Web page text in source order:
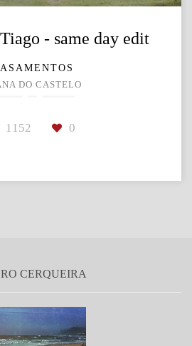
- same day edit
DO CASTELO
1152 0
CERQUEIRA